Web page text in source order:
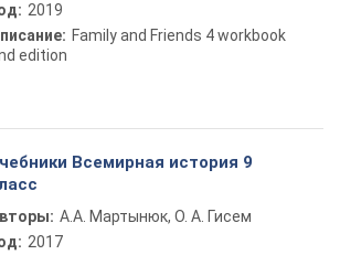
2019
Family and Friends 4 workbook
edition
Всемирная история 9
А.А. Мартынюк, О. А. Гисем
2017